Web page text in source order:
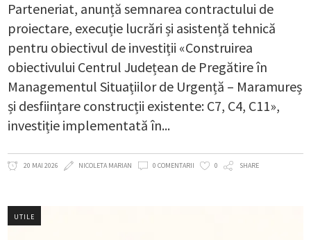
Parteneriat, anunță semnarea contractului de
proiectare, execuție lucrări și asistență tehnică
pentru obiectivul de investiții «Construirea
obiectivului Centrul Județean de Pregătire în
Managementul Situațiilor de Urgență – Maramureș
și desființare construcții existente: C7, C4, C11»,
investiție implementată în
20 MAI 2026 NICOLETA MARIAN 0 COMENTARII 0 SHARE
UTILE